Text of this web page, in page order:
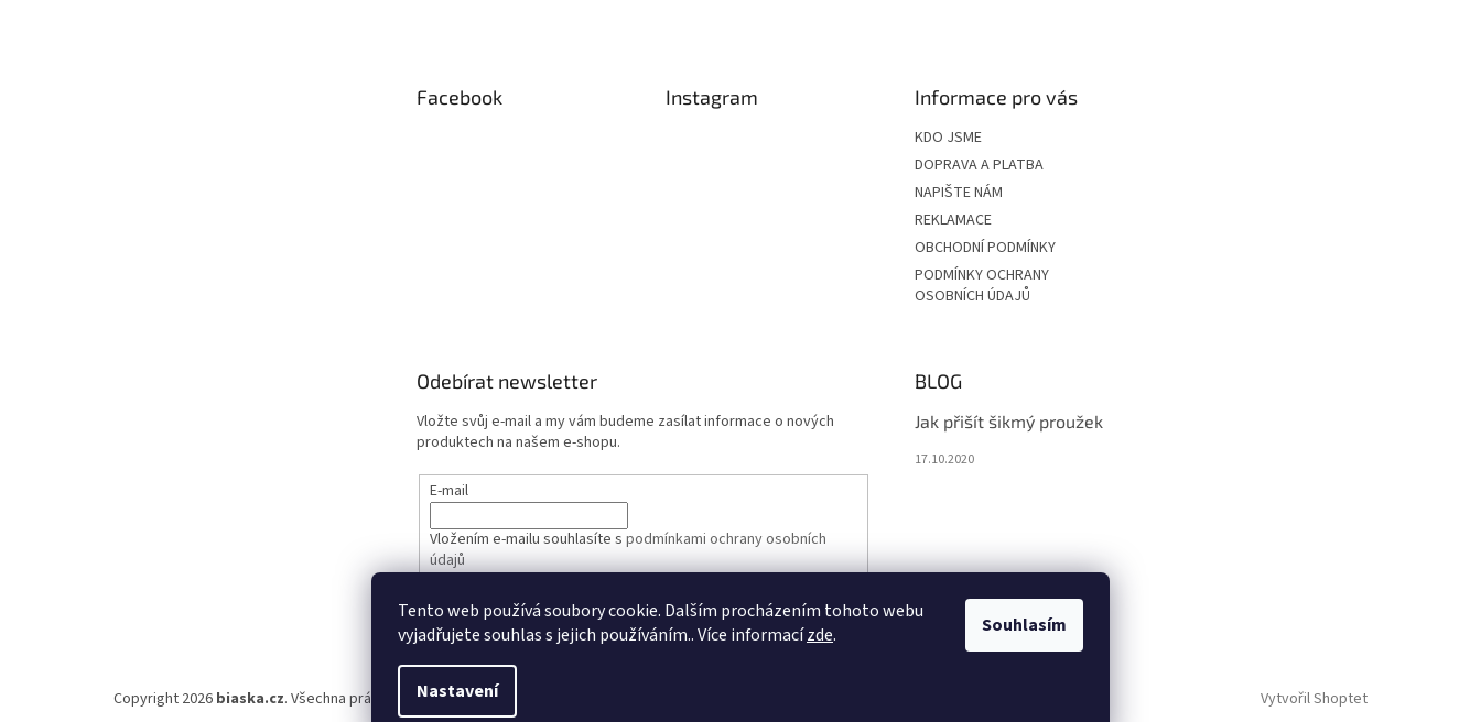
Tento web používá soubory cookie. Dalším procházením tohoto webu
vyjadřujete souhlas s jejich používáním.. Více informacízde.
Nastavení
Souhlasím
Facebook Instagram Informace pro vás
KDO JSME
DOPRAVA A PLATBA
NAPIŠTE NÁM
REKLAMACE
OBCHODNÍ PODMÍNKY
PODMÍNKY OCHRANY
OSOBNÍCH ÚDAJŮ
Odebírat newsletter
Vložte svůj e-mail a my vám budeme zasílat informace o nových
produktech na našem e-shopu.
E-mail
Vložením e-mailu souhlasíte s podmínkami ochrany osobních
údajů
PŘIHLÁSIT SE
BLOG
Jak přišít šikmý proužek
17.10.2020
Vytvořil Shoptet
Copyright 2026 biaska.cz. Všechna práva vyhrazena.Upravit nastavení cookies